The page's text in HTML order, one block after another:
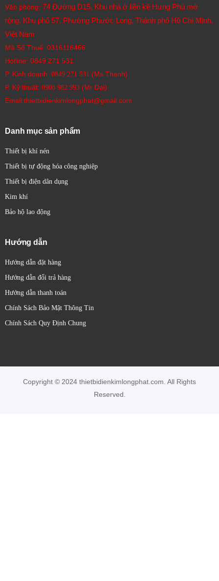
Văn phòng: 74 Đường D15, Khu nhà ở liền kề Hưng Phú mở
rộng, Khu phố 57, Phường Phước Long, Thành phố Hồ Chí Minh,
Việt Nam
Mã Số Thuế: 0316116466
Hotline: 0849 271 531
P. Kinh doanh: 0849 271 531 (Ms Thanh)
P. Kỹ thuật: 0908 982 993​ (Mr Đại)
Email:thietbidienkimlongphat@gmail.com
Danh mục sản phẩm
Thiết bị khí nén
Thiết bị tự động hóa công nghiệp
Thiết bị điện dân dụng
Kim khí
Bảo hộ lao động
Hướng dẫn
Hướng dẫn đặt hàng
Hướng dẫn đổi trả hàng
Hướng dẫn thanh toán
Chính Sách Bảo Mật Thông Tin
Chính Sách Quy Định Chung
Copyright © 2024 thietbidienkimlongphat.com. All Rights
Reserved.